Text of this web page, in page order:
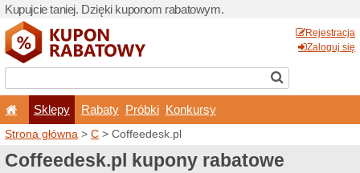
Kupujcie taniej. Dzięki